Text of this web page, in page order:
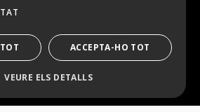
2024 | Desenvolupat perBig Bang Tech.
ACCEPTA-HO TOT
VEURE ELS DETALLS